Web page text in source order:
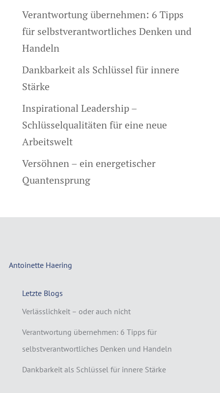
Verantwortung übernehmen: 6 Tipps
für selbstverantwortliches Denken und
Handeln
Dankbarkeit als Schlüssel für innere
Stärke
Inspirational Leadership –
Schlüsselqualitäten für eine neue
Arbeitswelt
Versöhnen – ein energetischer
Quantensprung
Antoinette Haering
Letzte Blogs
Verlässlichkeit – oder auch nicht
Verantwortung übernehmen: 6 Tipps für
selbstverantwortliches Denken und Handeln
Dankbarkeit als Schlüssel für innere Stärke